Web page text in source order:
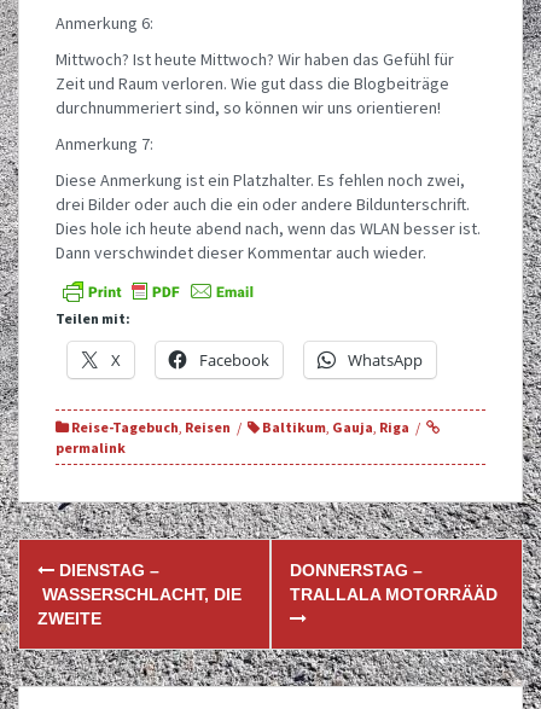
Anmerkung 6:
Mittwoch? Ist heute Mittwoch? Wir haben das Gefühl für
Zeit und Raum verloren. Wie gut dass die Blogbeiträge
durchnummeriert sind, so können wir uns orientieren!
Anmerkung 7:
Diese Anmerkung ist ein Platzhalter. Es fehlen noch zwei,
drei Bilder oder auch die ein oder andere Bildunterschrift.
Dies hole ich heute abend nach, wenn das WLAN besser ist.
Dann verschwindet dieser Kommentar auch wieder.
Teilen mit:
X Facebook WhatsApp
Reise-Tagebuch, Reisen Baltikum, Gauja, Riga
permalink
Post
navigation
DIENSTAG –
WASSERSCHLACHT, DIE
ZWEITE
DONNERSTAG –
TRALLALA MOTORRÄÄD